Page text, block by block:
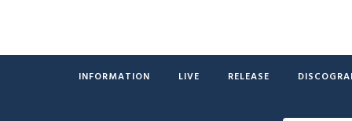
INFORMATION LIVE RELEASE